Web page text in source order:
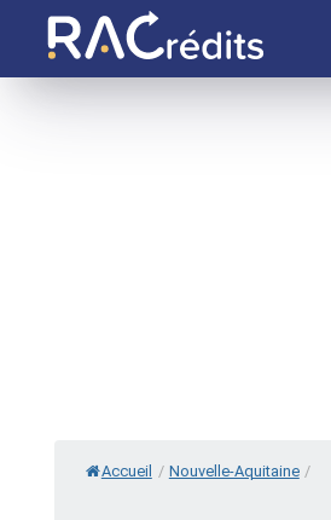
Accueil / Nouvelle-Aquitaine /